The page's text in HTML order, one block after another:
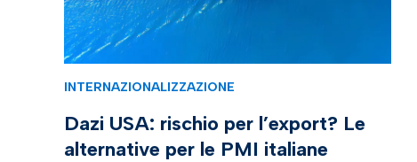
INTERNAZIONALIZZAZIONE
Dazi USA: rischio per l’export? Le
alternative per le PMI italiane